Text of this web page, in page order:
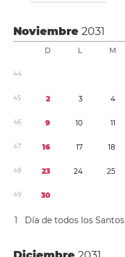
Noviembre2031
D L M
44
45 2 3 4
46 9 10 11
47 16 17 18
48 23 24 25
49 30
1 Día de todos los Santos